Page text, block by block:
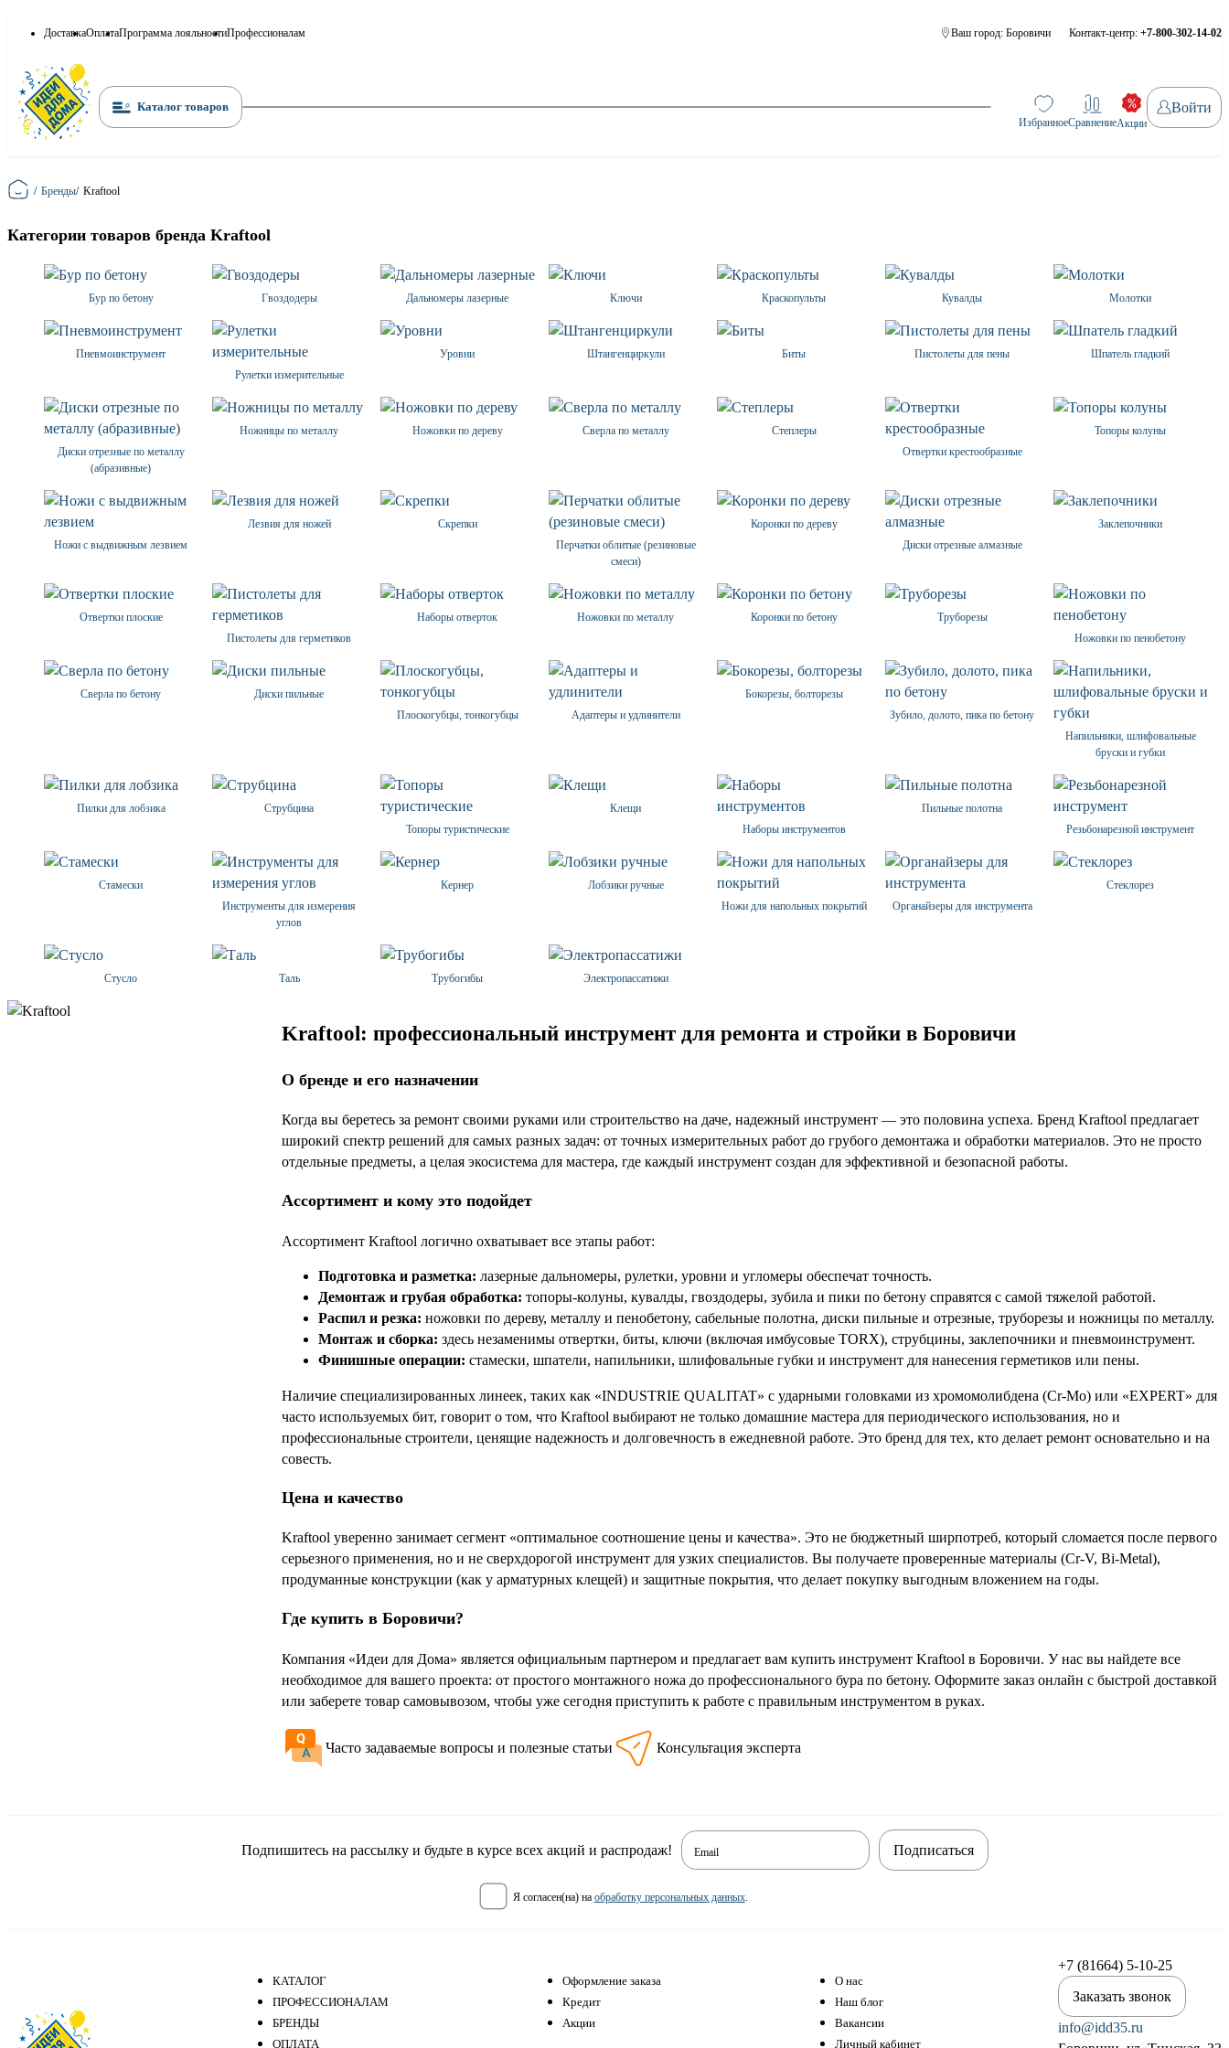
ДоставкаОплатаПрограмма лояльностиПрофессионалам Ваш город: Боровичи Контакт-центр: +7-800-302-14-02
Каталог товаров
ИзбранноеСравнениеАкции
Войти
Главная
/ Бренды/ Kraftool
Категории товаров бренда Kraftool
Бур по бетону Гвоздодеры Дальномеры лазерные Ключи Краскопульты Кувалды Молотки
Пневмоинструмент
Рулетки измерительные
Уровни Штангенциркули Биты Пистолеты для пены Шпатель гладкий
Диски отрезные по металлу
(абразивные)
Ножницы по металлу Ножовки по дереву Сверла по металлу
Степлеры
Отвертки крестообразные
Топоры колуны
Ножи с выдвижным лезвием
Лезвия для ножей
Скрепки
Перчатки облитые (резиновые
смеси)
Коронки по дереву
Диски отрезные алмазные
Заклепочники
Отвертки плоские
Пистолеты для герметиков
Наборы отверток Ножовки по металлу Коронки по бетону
Труборезы
Ножовки по пенобетону
Сверла по бетону
Диски пильные
Плоскогубцы, тонкогубцы
Адаптеры и удлинители
Бокорезы, болторезы
Зубило, долото, пика по бетону
Напильники, шлифовальные
бруски и губки
Пилки для лобзика
Струбцина
Топоры туристические
Клещи
Наборы инструментов
Пильные полотна
Резьбонарезной инструмент
Стамески
Инструменты для измерения
углов
Кернер
Лобзики ручные
Ножи для напольных покрытий
Органайзеры для инструмента
Стеклорез
Стусло Таль Трубогибы Электропассатижи
Kraftool: профессиональный инструмент для ремонта и стройки в Боровичи
О бренде и его назначении
Когда вы беретесь за ремонт своими руками или строительство на даче, надежный инструмент — это половина успеха. Бренд Kraftool предлагает
широкий спектр решений для самых разных задач: от точных измерительных работ до грубого демонтажа и обработки материалов. Это не просто
отдельные предметы, а целая экосистема для мастера, где каждый инструмент создан для эффективной и безопасной работы.
Ассортимент и кому это подойдет
Ассортимент Kraftool логично охватывает все этапы работ:
Подготовка и разметка: лазерные дальномеры, рулетки, уровни и угломеры обеспечат точность.
Демонтаж и грубая обработка: топоры-колуны, кувалды, гвоздодеры, зубила и пики по бетону справятся с самой тяжелой работой.
Распил и резка: ножовки по дереву, металлу и пенобетону, сабельные полотна, диски пильные и отрезные, труборезы и ножницы по металлу.
Монтаж и сборка: здесь незаменимы отвертки, биты, ключи (включая имбусовые TORX), струбцины, заклепочники и пневмоинструмент.
Финишные операции: стамески, шпатели, напильники, шлифовальные губки и инструмент для нанесения герметиков или пены.
Наличие специализированных линеек, таких как «INDUSTRIE QUALITAT» с ударными головками из хромомолибдена (Cr-Mo) или «EXPERT» для
часто используемых бит, говорит о том, что Kraftool выбирают не только домашние мастера для периодического использования, но и
профессиональные строители, ценящие надежность и долговечность в ежедневной работе. Это бренд для тех, кто делает ремонт основательно и на
совесть.
Цена и качество
Kraftool уверенно занимает сегмент «оптимальное соотношение цены и качества». Это не бюджетный ширпотреб, который сломается после первого
серьезного применения, но и не сверхдорогой инструмент для узких специалистов. Вы получаете проверенные материалы (Cr-V, Bi-Metal),
продуманные конструкции (как у арматурных клещей) и защитные покрытия, что делает покупку выгодным вложением на годы.
Где купить в Боровичи?
Компания «Идеи для Дома» является официальным партнером и предлагает вам купить инструмент Kraftool в Боровичи. У нас вы найдете все
необходимое для вашего проекта: от простого монтажного ножа до профессионального бура по бетону. Оформите заказ онлайн с быстрой доставкой
или заберете товар самовывозом, чтобы уже сегодня приступить к работе с правильным инструментом в руках.
Часто задаваемые вопросы и полезные статьи Консультация эксперта
Подпишитесь на рассылку и будьте в курсе всех акций и распродаж! Email
я согласен(на) на обработку персональных данных.
Подписаться
КАТАЛОГ
ПРОФЕССИОНАЛАМ
БРЕНДЫ
ОПЛАТА
Оформление заказа
Кредит
Акции
О нас
Наш блог
Вакансии
Личный кабинет
+7 (81664) 5-10-25
Заказать звонок
info@idd35.ru